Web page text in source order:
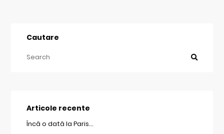
Cautare
Articole recente
Încă o dată la Paris…